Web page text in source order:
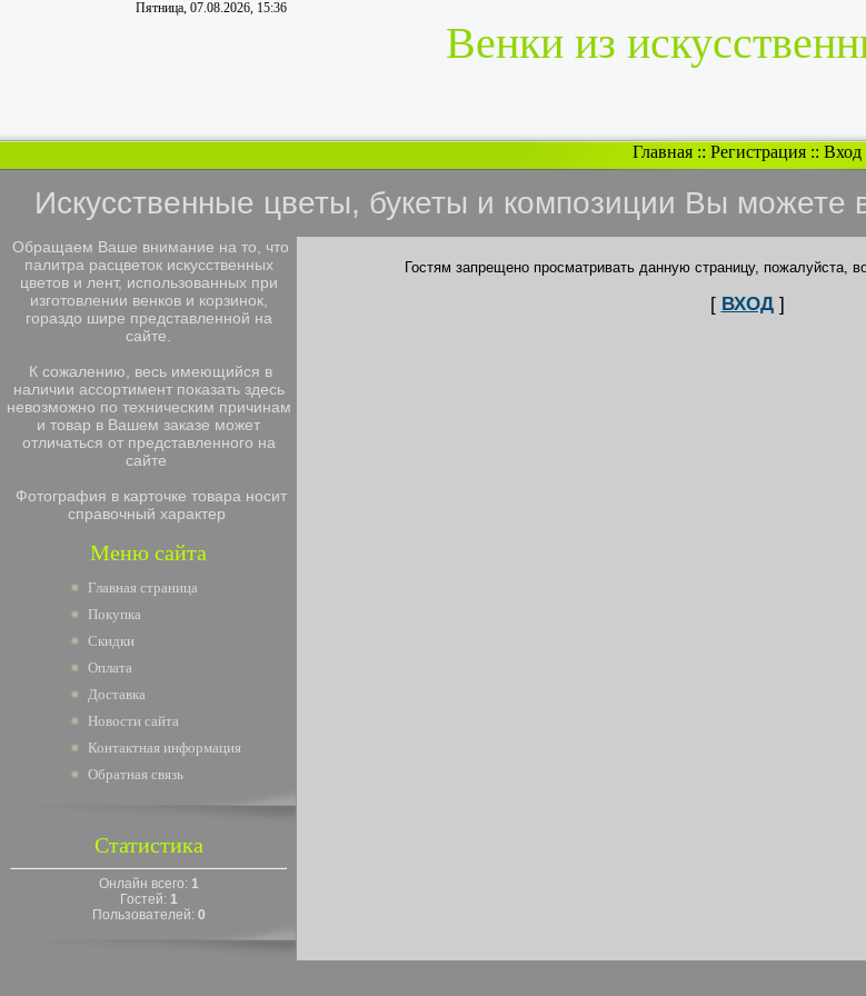
Пятница, 07.08.2026, 15:36
Венки из
Главная :: Регистрация :: Вход
Искусственные цветы, букеты и композиции Вы можете
Обращаем Ваше внимание на то, что
палитра расцветок искусственных
цветов и лент, использованных при
изготовлении венков и корзинок,
гораздо шире представленной на
сайте.
К сожалению, весь имеющийся в
наличии ассортимент показать здесь
невозможно по техническим причинам
и товар в Вашем заказе может
отличаться от представленного на
сайте
Фотография в карточке товара носит
справочный характер
Меню сайта
Главная страница
Покупка
Скидки
Оплата
Доставка
Новости сайта
Контактная информация
Обратная связь
Статистика
Онлайн всего: 1
Гостей: 1
Пользователей: 0
Гостям запрещено просматривать данную страницу, пожалуйста,
[ ВХОД]